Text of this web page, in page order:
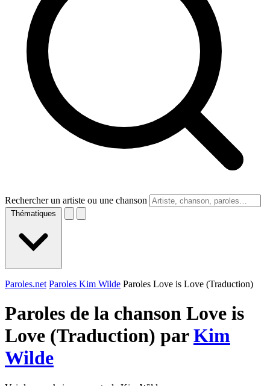
Rechercher un artiste ou une chanson
Thématiques
Paroles.net Paroles Kim Wilde Paroles Love is Love (Traduction)
Paroles de la chanson Love is
Love (Traduction) parKim
Wilde